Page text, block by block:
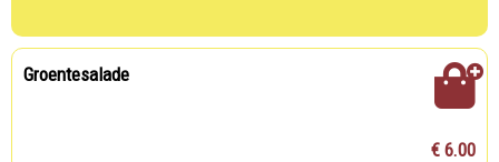
Groentesalade
€ 6.00